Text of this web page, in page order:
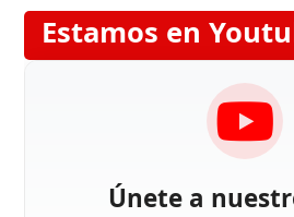
Estamos en
Únete a